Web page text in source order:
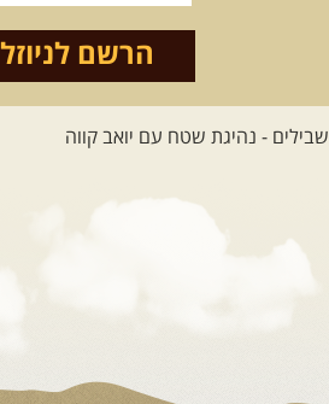
מדריך תושב האזור. המסלול ...
. מסעות
הרשם